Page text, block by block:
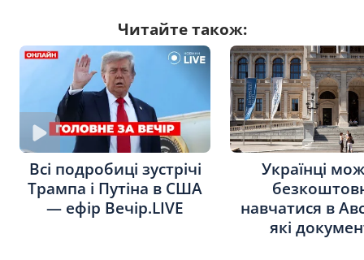
Читайте також:
Всі подробиці зустрічі
Трампа і Путіна в США
— ефір Вечір.LIVE
Українці
навчатися в
які